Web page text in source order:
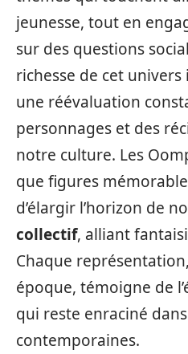
jeunesse, tout en
sur des questions
richesse de cet
une réévaluation
personnages et des
notre culture. Les
que figures
d’élargir l’horizon de
collectif, alliant
Chaque
époque, témoigne de
qui reste enraciné
contemporaines.